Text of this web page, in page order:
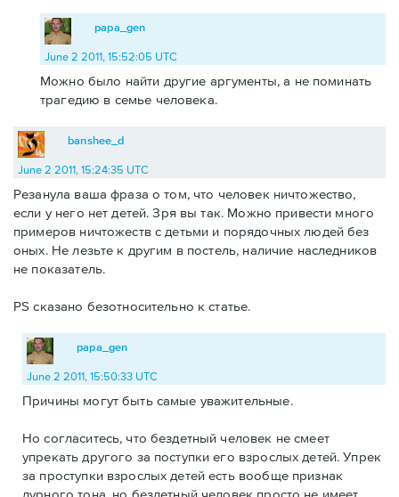
papa_gen
June 2 2011, 15:52:05 UTC
Можно было найти другие аргументы, а не поминать
трагедию в семье человека.
banshee_d
June 2 2011, 15:24:35 UTC
Резанула ваша фраза о том, что человек ничтожество,
если у него нет детей. Зря вы так. Можно привести много
примеров ничтожеств с детьми и порядочных людей без
оных. Не лезьте к другим в постель, наличие наследников
не показатель.
PS сказано безотносительно к статье.
papa_gen
June 2 2011, 15:50:33 UTC
Причины могут быть самые уважительные.
Но согласитесь, что бездетный человек не смеет
упрекать другого за поступки его взрослых детей. Упрек
за проступки взрослых детей есть вообще признак